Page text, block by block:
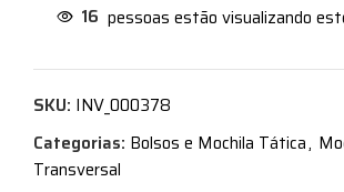
16 pessoas estão visualizando
SKU: INV_000378
Categorias: Bolsos e Mochila Tática,
Transversal